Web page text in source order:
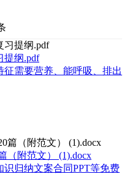
提纲.pdf
需要营养、能呼吸、排出
（附范文） (1).docx
归纳文案合同PPT等免费